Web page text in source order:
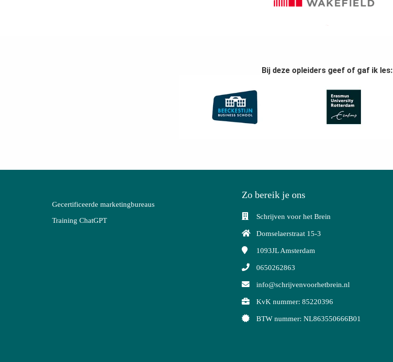
Bij deze opleiders geef of gaf ik les:
Gecertificeerde marketingbureaus
Training ChatGPT
Zo bereik je ons
Schrijven voor het Brein
Domselaerstraat 15-3
1093JLAmsterdam
0650262863
info@schrijvenvoorhetbrein.nl
KvK nummer: 85220396
BTW nummer: NL863550666B01